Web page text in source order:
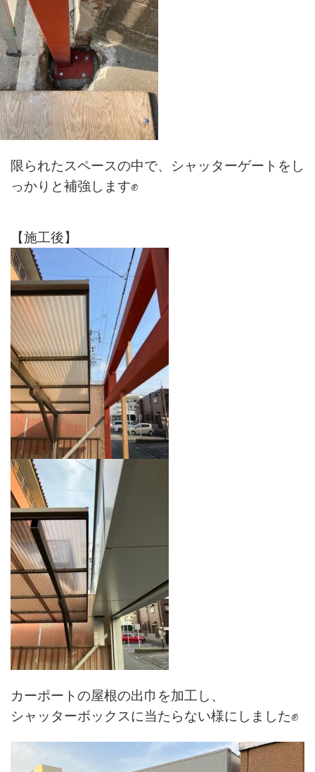
限られたスペースの中で、シャッターゲートをし
っかりと補強します✊
【施工後】
カーポートの屋根の出巾を加工し、
シャッターボックスに当たらない様にしました✊